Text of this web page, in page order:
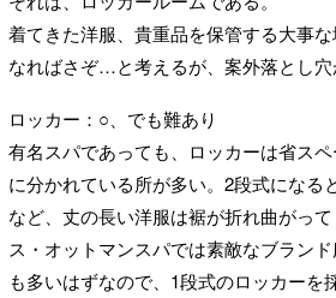
着てきた洋服、貴重品を保管する大事
なればさぞ…と考えるが、案外落とし穴
ロッカー：○、でも難あり
有名スパであっても、ロッカーは省ス
に分かれている所が多い。2段式になる
など、丈の長い洋服は裾が折れ曲がっ
ス・オットマンスパでは素敵なブラン
も多いはずなので、1段式のロッカーを